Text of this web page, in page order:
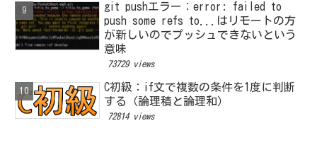
git pushエラー：error: failed to
push some refs to...はリモートの方
が新しいのでプッシュできないという
意味
73729 views
C初級：if文で複数の条件を1度に判断
する（論理積と論理和）
72814 views